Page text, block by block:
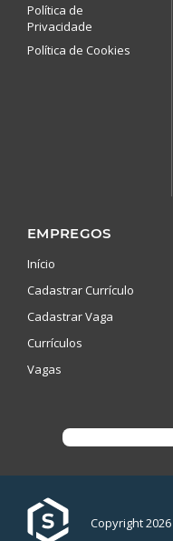
Política de
Privacidade
Política de Cookies
EMPREGOS
Início
Cadastrar Currículo
Cadastrar Vaga
Currículos
Vagas
Copyright 2026